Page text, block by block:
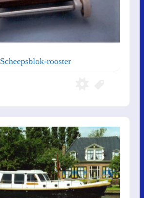
Scheepsblok-rooster